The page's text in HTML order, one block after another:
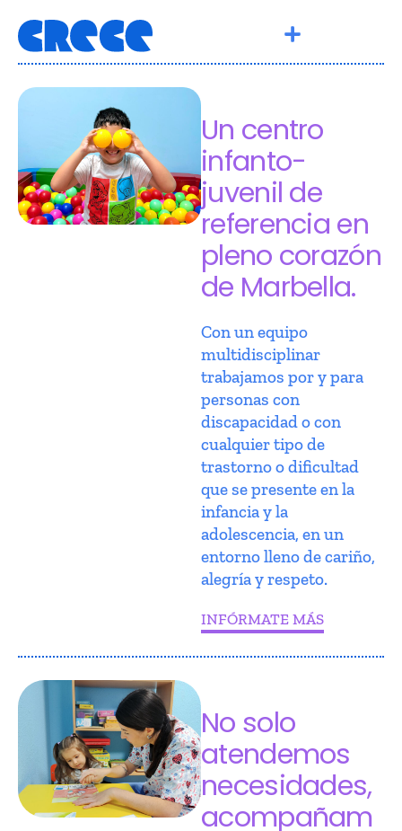
Un centro
infanto-
juvenil de
referencia en
pleno corazón
de Marbella.
Con un equipo
multidisciplinar
trabajamos por y para
personas con
discapacidad o con
cualquier tipo de
trastorno o dificultad
que se presente en la
infancia y la
adolescencia, en un
entorno lleno de cariño,
alegría y respeto.
INFÓRMATE MÁS
No solo
atendemos
necesidades,
acompañam